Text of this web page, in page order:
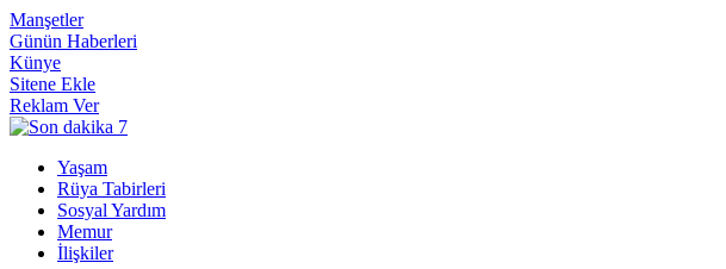
Manşetler
Günün Haberleri
Künye
Sitene Ekle
Reklam Ver
Yaşam
Rüya Tabirleri
Sosyal Yardım
Memur
İlişkiler